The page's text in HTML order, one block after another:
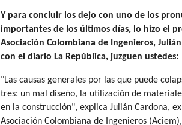
Y para concluir los dejo con uno de los
importantes de los últimos días, lo hizo el
Asociación Colombiana de Ingenieros,
con el diario La República, juzguen ustedes:
"Las causas generales por las que puede
tres: un mal diseño, la utilización de
en la construcción", explica Julián Cardona,
Asociación Colombiana de Ingenieros